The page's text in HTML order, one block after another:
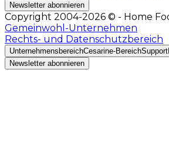
Newsletter abonnieren
Copyright 2004-2026 © - Home
Gemeinwohl-Unternehmen
Rechts- und Datenschutzbereich
UnternehmensbereichCesarine-BereichSupport
Newsletter abonnieren